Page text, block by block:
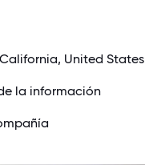
United States
la información